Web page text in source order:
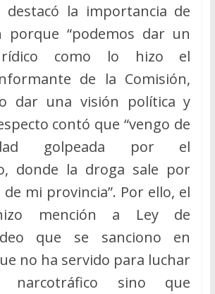
destacó la importancia de
porque “podemos dar un
como lo hizo el
de la Comisión,
dar una visión política y
contó que “vengo de
golpeada por el
donde la droga sale por
mi provincia”. Por ello, el
mención a Ley de
que se sanciono en
no ha servido para luchar
narcotráfico sino que